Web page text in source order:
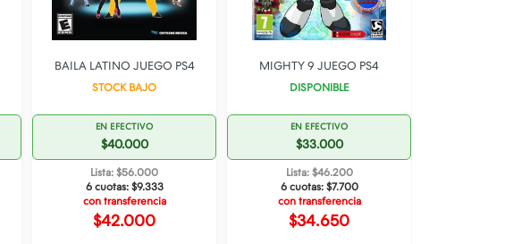
BAILA LATINO JUEGO PS4
STOCK BAJO
EN EFECTIVO
$40.000
Lista: $56.000
6 cuotas: $9.333
con transferencia
$42.000
MIGHTY 9 JUEGO PS4
DISPONIBLE
EN EFECTIVO
$33.000
Lista: $46.200
6 cuotas: $7.700
con transferencia
$34.650